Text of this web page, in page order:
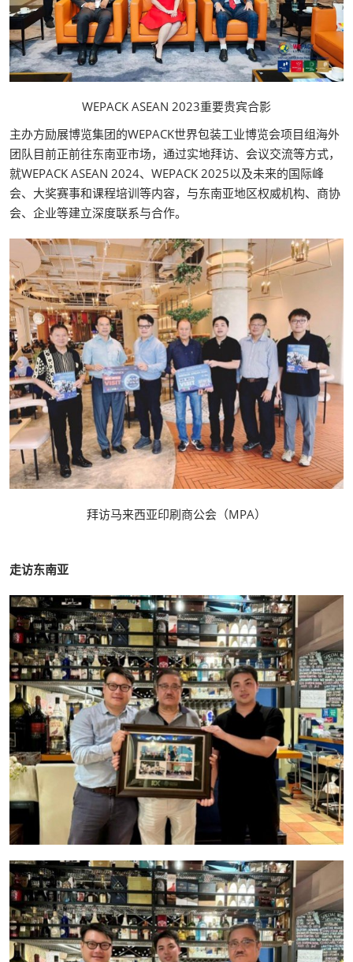
WEPACK ASEAN 2023重要贵宾合影
主办方励展博览集团的WEPACK世界包装工业博览会项目组海外
团队目前正前往东南亚市场，通过实地拜访、会议交流等方式，
就WEPACK ASEAN 2024、WEPACK 2025以及未来的国际峰
会、大奖赛事和课程培训等内容，与东南亚地区权威机构、商协
会、企业等建立深度联系与合作。
拜访马来西亚印刷商公会（MPA）
走访东南亚